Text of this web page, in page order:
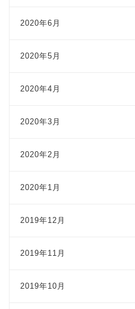
2020年6月
2020年5月
2020年4月
2020年3月
2020年2月
2020年1月
2019年12月
2019年11月
2019年10月